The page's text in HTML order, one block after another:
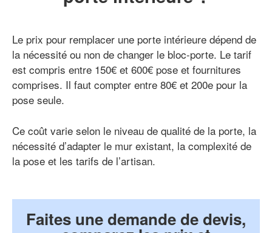
Le prix pour remplacer une porte intérieure dépend de
la nécessité ou non de changer le bloc-porte. Le tarif
est compris entre 150€ et 600€ pose et fournitures
comprises. Il faut compter entre 80€ et 200e pour la
pose seule.
Ce coût varie selon le niveau de qualité de la porte, la
nécessité d’adapter le mur existant, la complexité de
la pose et les tarifs de l’artisan.
Faites une demande de devis,